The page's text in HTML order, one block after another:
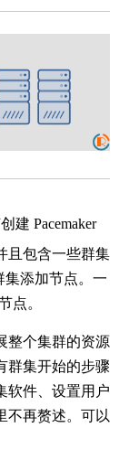
建 Pacemaker
且包含一些群集
集添加节点。一
点。
整个集群的资源
群集开始的步骤
软件、设置用户
不再赘述。可以